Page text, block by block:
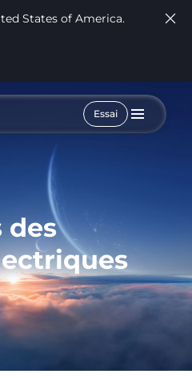
States of America.
Essai
des